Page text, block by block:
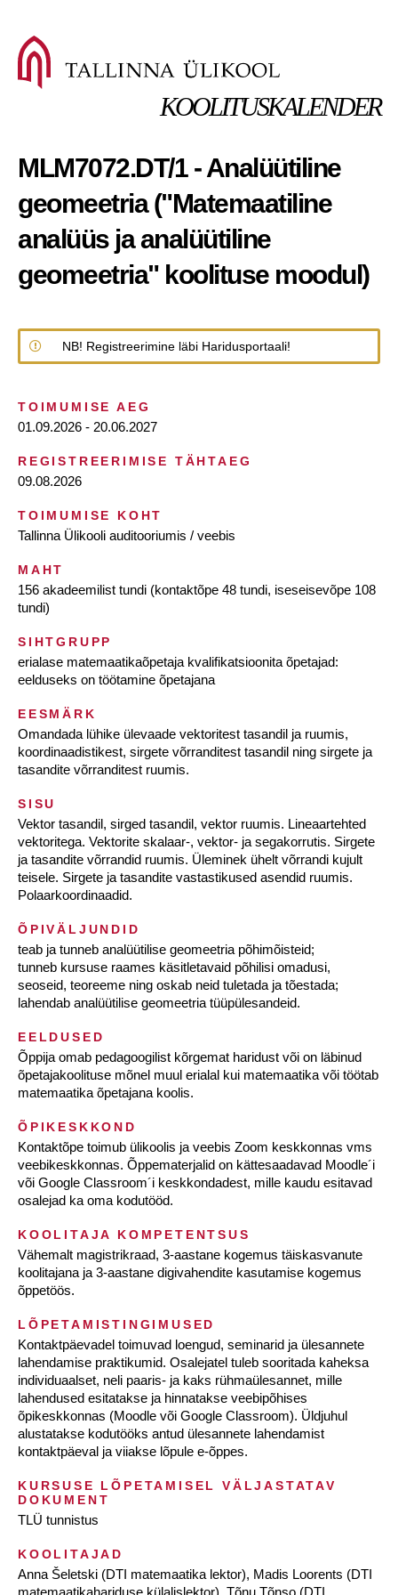
KOOLITUSKALENDER
MLM7072.DT/1 - Analüütiline
geomeetria ("Matemaatiline
analüüs ja analüütiline
geomeetria" koolituse moodul)
NB! Registreerimine läbi Haridusportaali!
TOIMUMISE AEG
01.09.2026 - 20.06.2027
REGISTREERIMISE TÄHTAEG
09.08.2026
TOIMUMISE KOHT
Tallinna Ülikooli auditooriumis / veebis
MAHT
156 akadeemilist tundi (kontaktõpe 48 tundi, iseseisevõpe 108
tundi)
SIHTGRUPP
erialase matemaatikaõpetaja kvalifikatsioonita õpetajad:
eelduseks on töötamine õpetajana
EESMÄRK
Omandada lühike ülevaade vektoritest tasandil ja ruumis,
koordinaadistikest, sirgete võrranditest tasandil ning sirgete ja
tasandite võrranditest ruumis.
SISU
Vektor tasandil, sirged tasandil, vektor ruumis. Lineaartehted
vektoritega. Vektorite skalaar-, vektor- ja segakorrutis. Sirgete
ja tasandite võrrandid ruumis. Üleminek ühelt võrrandi kujult
teisele. Sirgete ja tasandite vastastikused asendid ruumis.
Polaarkoordinaadid.
ÕPIVÄLJUNDID
teab ja tunneb analüütilise geomeetria põhimõisteid;
tunneb kursuse raames käsitletavaid põhilisi omadusi,
seoseid, teoreeme ning oskab neid tuletada ja tõestada;
lahendab analüütilise geomeetria tüüpülesandeid.
EELDUSED
Õppija omab pedagoogilist kõrgemat haridust või on läbinud
õpetajakoolituse mõnel muul erialal kui matemaatika või töötab
matemaatika õpetajana koolis.
ÕPIKESKKOND
Kontaktõpe toimub ülikoolis ja veebis Zoom keskkonnas vms
veebikeskkonnas. Õppematerjalid on kättesaadavad Moodle´i
või Google Classroom´i keskkondadest, mille kaudu esitavad
osalejad ka oma kodutööd.
KOOLITAJA KOMPETENTSUS
Vähemalt magistrikraad, 3-aastane kogemus täiskasvanute
koolitajana ja 3-aastane digivahendite kasutamise kogemus
õppetöös.
LÕPETAMISTINGIMUSED
Kontaktpäevadel toimuvad loengud, seminarid ja ülesannete
lahendamise praktikumid. Osalejatel tuleb sooritada kaheksa
individuaalset, neli paaris- ja kaks rühmaülesannet, mille
lahendused esitatakse ja hinnatakse veebipõhises
õpikeskkonnas (Moodle või Google Classroom). Üldjuhul
alustatakse kodutööks antud ülesannete lahendamist
kontaktpäeval ja viiakse lõpule e-õppes.
KURSUSE LÕPETAMISEL VÄLJASTATAV
DOKUMENT
TLÜ tunnistus
KOOLITAJAD
Anna Šeletski (DTI matemaatika lektor), Madis Loorents (DTI
matemaatikahariduse külalislektor), Tõnu Tõnso (DTI